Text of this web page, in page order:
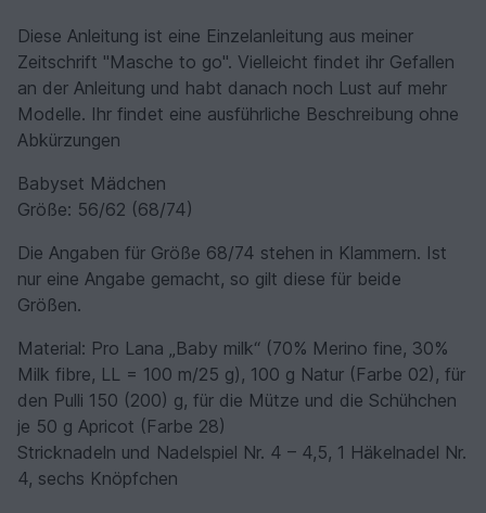
Diese Anleitung ist eine Einzelanleitung aus meiner
Zeitschrift "Masche to go". Vielleicht findet ihr Gefallen
an der Anleitung und habt danach noch Lust auf mehr
Modelle. Ihr findet eine ausführliche Beschreibung ohne
Abkürzungen
Babyset Mädchen
Größe: 56/62 (68/74)
Die Angaben für Größe 68/74 stehen in Klammern. Ist
nur eine Angabe gemacht, so gilt diese für beide
Größen.
Material: Pro Lana „Baby milk“ (70% Merino fine, 30%
Milk fibre, LL = 100 m/25 g), 100 g Natur (Farbe 02), für
den Pulli 150 (200) g, für die Mütze und die Schühchen
je 50 g Apricot (Farbe 28)
Stricknadeln und Nadelspiel Nr. 4 – 4,5, 1 Häkelnadel Nr.
4, sechs Knöpfchen